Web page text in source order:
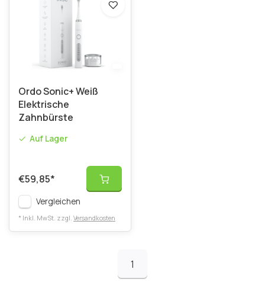
Ordo Sonic+ Weiß
Elektrische
Zahnbürste
Auf Lager
€59,85*
Vergleichen
* Inkl. MwSt. zzgl. Versandkosten
1